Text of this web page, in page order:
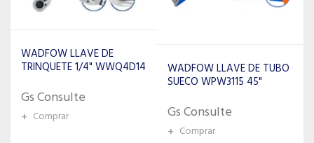
WADFOW LLAVE DE TUBO
Gs Consulte
TOLSEN JUEGO DE PUNTAS
Y DADOS 32PCS 20377
Gs Consulte
+ Comprar